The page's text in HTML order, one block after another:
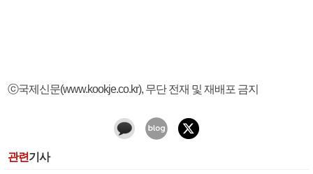
ⓒ국제신문(www.kookje.co.kr), 무단 전재 및 재배포 금지
관련기사